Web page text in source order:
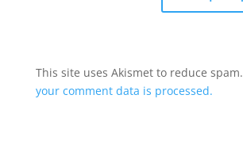
This site uses Akismet to reduce spam.
your comment data is processed.